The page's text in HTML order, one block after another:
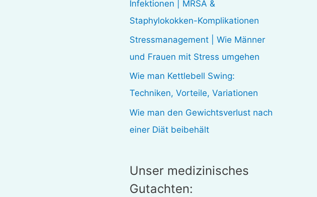
c
h
:
Infektionen | MRSA &
Staphylokokken-Komplikationen
Stressmanagement | Wie Männer
und Frauen mit Stress umgehen
Wie man Kettlebell Swing:
Techniken, Vorteile, Variationen
Wie man den Gewichtsverlust nach
einer Diät beibehält
Unser medizinisches
Gutachten: